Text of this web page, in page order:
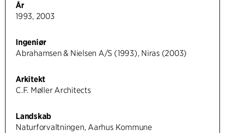
År
1993, 2003
Ingeniør
Abrahamsen & Nielsen A/S (1993), Niras (2003)
Arkitekt
C.F. Møller Architects
Landskab
Naturforvaltningen, Aarhus Kommune